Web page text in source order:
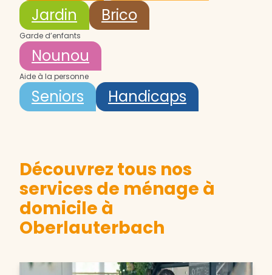
Jardin
Brico
Garde d’enfants
Nounou
Aide à la personne
Seniors Handicaps
Découvrez tous nos
services de ménage à
domicile à
Oberlauterbach